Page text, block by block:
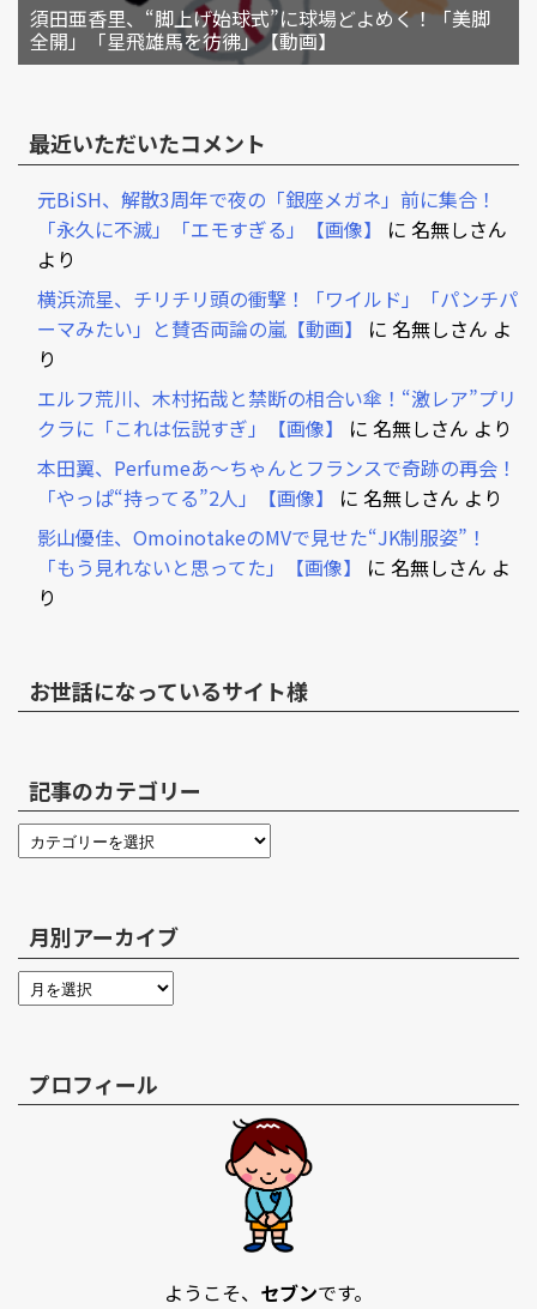
須田亜香里、“脚上げ始球式”に球場どよめく！「美脚
全開」「星飛雄馬を彷彿」【動画】
最近いただいたコメント
元BiSH、解散3周年で夜の「銀座メガネ」前に集合！
「永久に不滅」「エモすぎる」【画像】
に 名無しさん
より
横浜流星、チリチリ頭の衝撃！「ワイルド」「パンチパ
ーマみたい」と賛否両論の嵐【動画】
に 名無しさん よ
り
エルフ荒川、木村拓哉と禁断の相合い傘！“激レア”プリ
クラに「これは伝説すぎ」【画像】
に 名無しさん より
本田翼、Perfumeあ～ちゃんとフランスで奇跡の再会！
「やっぱ“持ってる”2人」【画像】
に 名無しさん より
影山優佳、OmoinotakeのMVで見せた“JK制服姿”！
「もう見れないと思ってた」【画像】
に 名無しさん よ
り
お世話になっているサイト様
記事のカテゴリー
月別アーカイブ
プロフィール
ようこそ、 セブンです。